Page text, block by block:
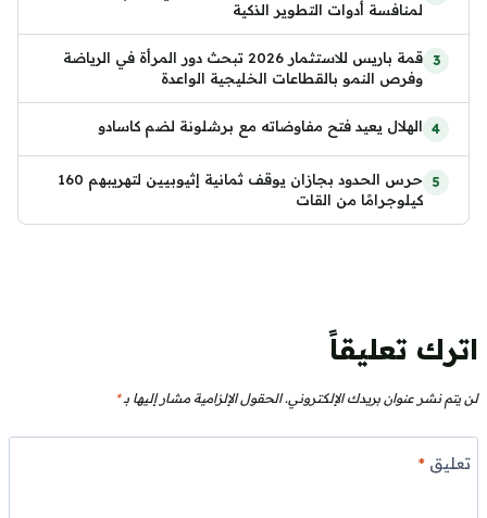
لمنافسة أدوات التطوير الذكية
قمة باريس للاستثمار 2026 تبحث دور المرأة في الرياضة
وفرص النمو بالقطاعات الخليجية الواعدة
الهلال يعيد فتح مفاوضاته مع برشلونة لضم كاسادو
حرس الحدود بجازان يوقف ثمانية إثيوبيين لتهريبهم 160
كيلوجرامًا من القات
اترك تعليقاً
لن يتم نشر عنوان بريدك الإلكتروني. الحقول الإلزامية مشار إليها بـ*
تعليق*